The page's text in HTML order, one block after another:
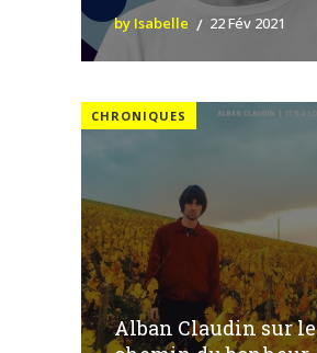
by Isabelle 22 Fév 2021
CHRONIQUES
Alban Claudin sur le